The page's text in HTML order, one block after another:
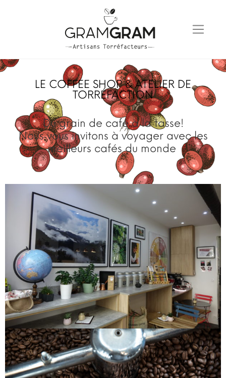
LE COFFEE SHOP & ATELIER DE
TORRÉFACTION
Du grain de café à la tasse!
Nous vous invitons à voyager avec les
meilleurs cafés du monde